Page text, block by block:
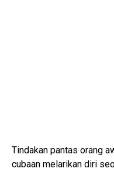
Tindakan pantas orang
cubaan melarikan diri